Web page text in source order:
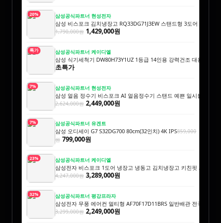
20% 삼성공식파트너 현성전자
삼성 비스포크 김치냉장고 RQ33DG71J3EW 스탠드형 3도어 328L 김
1,790,000원 1,429,000원
특가 삼성공식파트너 케이디엘
삼성 식기세척기 DW80H73Y1UZ 1등급 14인용 강력건조 대용량 AI
초특가
7% 삼성공식파트너 현성전자
삼성 얼음 정수기 비스포크 AI 얼음정수기 스탠드 예쁜 일시불 비스
2,624,000원 2,449,000원
7% 삼성공식파트너 유겐트
삼성 오디세이 G7 S32DG700 80cm(32인치) 4K IPS859,000
원 799,000원
23% 삼성공식파트너 케이디엘
삼성전자 비스포크 1도어 냉장고 냉동고 김치냉장고 키친핏 세트
4,247,000원 3,289,000원
32% 삼성공식파트너 평강프라자
삼성전자 무풍 에어컨 멀티형 AF70F17D11BRS 일반배관 전국, 기본
3,299,000원 2,249,000원